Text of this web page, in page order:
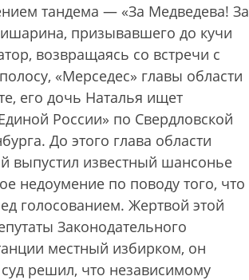
тандема — «За Медведева! За
призывавшего до кучи
возвращаясь со встречи с
«Мерседес» главы области
его дочь Наталья ищет
России» по Свердловской
До этого глава области
выпустил известный шансонье
недоумение по поводу того, что
голосованием. Жертвой этой
Законодательного
местный избирком, он
решил, что независимому